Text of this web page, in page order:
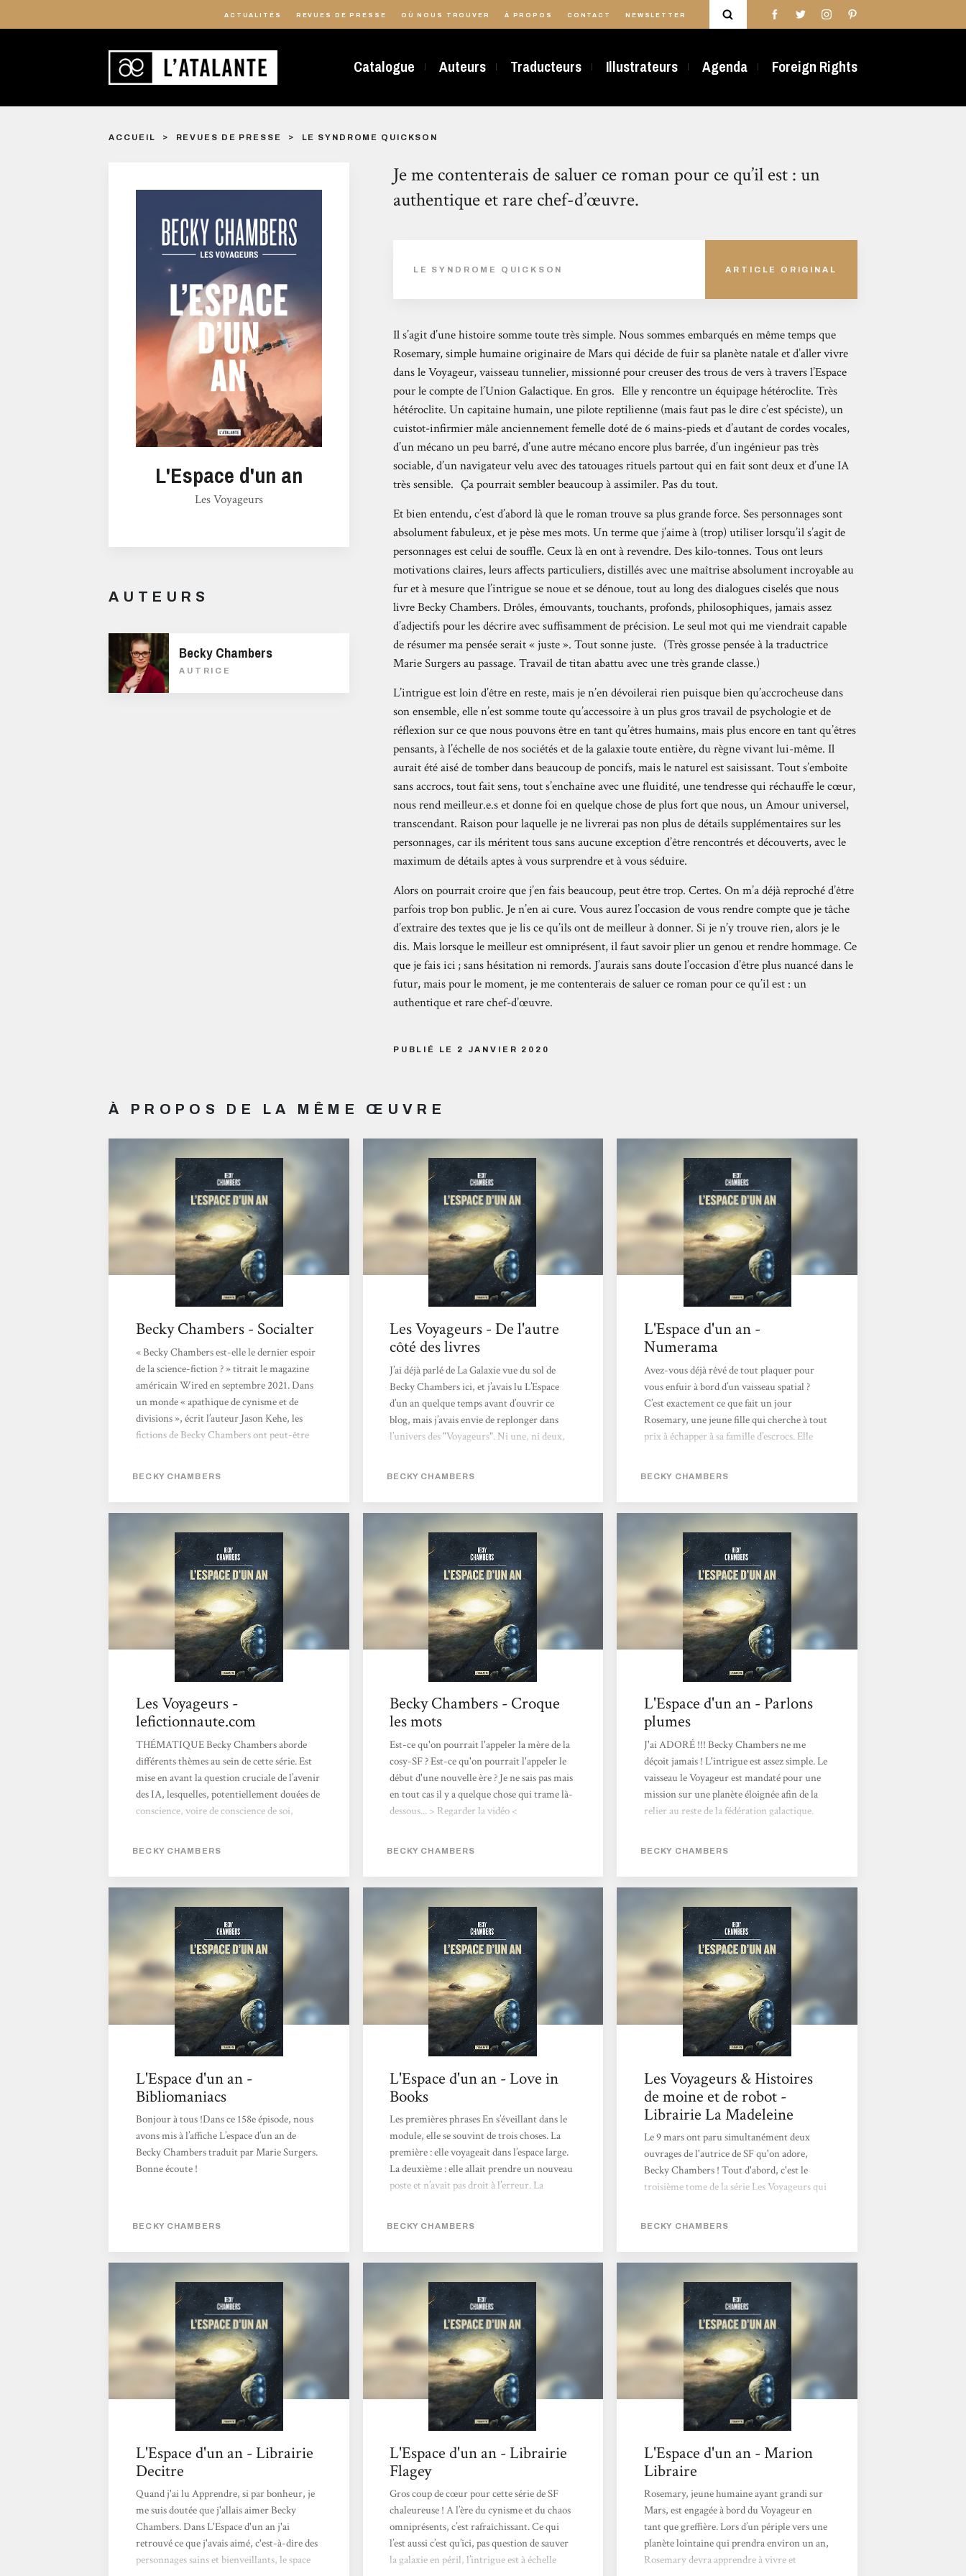
ACTUALITÉS REVUES DE PRESSE OÙ NOUS TROUVER À PROPOS CONTACT NEWSLETTER
Catalogue Auteurs Traducteurs Illustrateurs Agenda Foreign Rights
ACCUEIL REVUES DE PRESSE LE SYNDROME QUICKSON
L'Espace d'un an
Les Voyageurs
AUTEURS
Becky Chambers
AUTRICE
Je me contenterais de saluer ce roman pour ce qu’il est : un
authentique et rare chef-d’œuvre.
LE SYNDROME QUICKSON ARTICLE ORIGINAL
Il s’agit d’une histoire somme toute très simple. Nous sommes embarqués en même temps que
Rosemary, simple humaine originaire de Mars qui décide de fuir sa planète natale et d’aller vivre
dans le Voyageur, vaisseau tunnelier, missionné pour creuser des trous de vers à travers l’Espace
pour le compte de l’Union Galactique. En gros. Elle y rencontre un équipage hétéroclite. Très
hétéroclite. Un capitaine humain, une pilote reptilienne (mais faut pas le dire c’est spéciste), un
cuistot-infirmier mâle anciennement femelle doté de 6 mains-pieds et d’autant de cordes vocales,
d’un mécano un peu barré, d’une autre mécano encore plus barrée, d’un ingénieur pas très
sociable, d’un navigateur velu avec des tatouages rituels partout qui en fait sont deux et d’une IA
très sensible. Ça pourrait sembler beaucoup à assimiler. Pas du tout.
Et bien entendu, c’est d’abord là que le roman trouve sa plus grande force. Ses personnages sont
absolument fabuleux, et je pèse mes mots. Un terme que j’aime à (trop) utiliser lorsqu’il s’agit de
personnages est celui de souffle. Ceux là en ont à revendre. Des kilo-tonnes. Tous ont leurs
motivations claires, leurs affects particuliers, distillés avec une maîtrise absolument incroyable au
fur et à mesure que l’intrigue se noue et se dénoue, tout au long des dialogues ciselés que nous
livre Becky Chambers. Drôles, émouvants, touchants, profonds, philosophiques, jamais assez
d’adjectifs pour les décrire avec suffisamment de précision. Le seul mot qui me viendrait capable
de résumer ma pensée serait « juste ». Tout sonne juste. (Très grosse pensée à la traductrice
Marie Surgers au passage. Travail de titan abattu avec une très grande classe.)
L’intrigue est loin d’être en reste, mais je n’en dévoilerai rien puisque bien qu’accrocheuse dans
son ensemble, elle n’est somme toute qu’accessoire à un plus gros travail de psychologie et de
réflexion sur ce que nous pouvons être en tant qu’êtres humains, mais plus encore en tant qu’êtres
pensants, à l’échelle de nos sociétés et de la galaxie toute entière, du règne vivant lui-même. Il
aurait été aisé de tomber dans beaucoup de poncifs, mais le naturel est saisissant. Tout s’emboîte
sans accrocs, tout fait sens, tout s’enchaîne avec une fluidité, une tendresse qui réchauffe le cœur,
nous rend meilleur.e.s et donne foi en quelque chose de plus fort que nous, un Amour universel,
transcendant. Raison pour laquelle je ne livrerai pas non plus de détails supplémentaires sur les
personnages, car ils méritent tous sans aucune exception d’être rencontrés et découverts, avec le
maximum de détails aptes à vous surprendre et à vous séduire.
Alors on pourrait croire que j’en fais beaucoup, peut être trop. Certes. On m’a déjà reproché d’être
parfois trop bon public. Je n’en ai cure. Vous aurez l’occasion de vous rendre compte que je tâche
d’extraire des textes que je lis ce qu’ils ont de meilleur à donner. Si je n’y trouve rien, alors je le
dis. Mais lorsque le meilleur est omniprésent, il faut savoir plier un genou et rendre hommage. Ce
que je fais ici ; sans hésitation ni remords. J’aurais sans doute l’occasion d’être plus nuancé dans le
futur, mais pour le moment, je me contenterais de saluer ce roman pour ce qu’il est : un
authentique et rare chef-d’œuvre.
PUBLIÉ LE 2 JANVIER 2020
À PROPOS DE LA MÊME ŒUVRE
Becky Chambers - Socialter
« Becky Chambers est-elle le dernier espoir
de la science-fiction ? » titrait le magazine
américain Wired en septembre 2021. Dans
un monde « apathique de cynisme et de
divisions », écrit l’auteur Jason Kehe, les
fictions de Becky Chambers ont peut-être
pétri de philosophie, de sciences et de grâce.
Née en 1985 de deux scientifiques
(astrobiologiste et ingénieur satellite), elle
bouscule le monde très codifié...
BECKY CHAMBERS
Les Voyageurs - De l'autre
côté des livres
J’ai déjà parlé de La Galaxie vue du sol de
Becky Chambers ici, et j’avais lu L’Espace
d’un an quelque temps avant d’ouvrir ce
blog, mais j’avais envie de replonger dans
l’univers des "Voyageurs". Ni une, ni deux,
série est comme une bonne tasse de boisson
goûts) prise en rentrant chez vous après une
journée pluvieuse. La base commune est que
les Humains ont quitté la Terre mourante en
deux...
BECKY CHAMBERS
L'Espace d'un an -
Numerama
Avez-vous déjà rêvé de tout plaquer pour
vous enfuir à bord d’un vaisseau spatial ?
C’est exactement ce que fait un jour
Rosemary, une jeune fille qui cherche à tout
prix à échapper à sa famille d’escrocs. Elle
nombreuses espèces aliens, des intelligences
artificielles, mais aussi d’autres humains.
L’Espace d’un an est un roman plein d’espoir,
dont on ressort avec énormément de joie et
d’énergie. Becky Chambers signe un
magnifique...
BECKY CHAMBERS
Les Voyageurs -
lefictionnaute.com
THÉMATIQUE Becky Chambers aborde
différents thèmes au sein de cette série. Est
mise en avant la question cruciale de l’avenir
des IA, lesquelles, potentiellement douées de
conscience, voire de conscience de soi,
fondatrice de notre rapport à l’autre, a
fortiori avec l’émergence dans notre champ
de perception et de conscience d’autres
espèces intelligentes, les intells. Enfin se pose
le délicat problème de...
BECKY CHAMBERS
Becky Chambers - Croque
les mots
Est-ce qu'on pourrait l'appeler la mère de la
cosy-SF ? Est-ce qu'on pourrait l'appeler le
début d'une nouvelle ère ? Je ne sais pas mais
en tout cas il y a quelque chose qui trame là-
dessous... > Regarder la vidéo <
BECKY CHAMBERS
L'Espace d'un an - Parlons
plumes
J'ai ADORÉ !!! Becky Chambers ne me
déçoit jamais ! L'intrigue est assez simple. Le
vaisseau le Voyageur est mandaté pour une
mission sur une planète éloignée afin de la
relier au reste de la fédération galactique.
sont pas absents pour autant !Durant ce
voyage, plein de réflexions autour des
différences sont partagées. L'auteure nous
montre la richesse des cultures, des
structures familiales, des relations, ou tout
simplement des espèces qui peuplent la
fédération...
BECKY CHAMBERS
L'Espace d'un an -
Bibliomaniacs
Bonjour à tous !Dans ce 158e épisode, nous
avons mis à l’affiche L’espace d’un an de
Becky Chambers traduit par Marie Surgers.
Bonne écoute !
BECKY CHAMBERS
L'Espace d'un an - Love in
Books
Les premières phrases En s’éveillant dans le
module, elle se souvint de trois choses. La
première : elle voyageait dans l’espace large.
La deuxième : elle allait prendre un nouveau
poste et n’avait pas droit à l’erreur. La
informations ne constituait une nouveauté,
elles n’assuraient pas un réveil agréable.
Circonstances de lecture Parce que j’ai envie
de lire tous les romans de Becky Chambers!
Impressions Ce premier tome de la la série
« Voyageurs »...
BECKY CHAMBERS
Les Voyageurs & Histoires
de moine et de robot -
Librairie La Madeleine
Le 9 mars ont paru simultanément deux
ouvrages de l'autrice de SF qu'on adore,
Becky Chambers ! Tout d'abord, c'est le
troisième tome de la série Les Voyageurs qui
de l'Exode. Dans le premier opus, L'Espace
multi-espèces dont le rôle était de creuser
des tunnels dans l'espace, afin de raccourcir
le voyage spatial. Quant au second livre,
Libration, il s'intéressait à une intelligence
artificielle qui tentait de vivre dans un "kit
corporel", de manière illégale. Avec ce
troisième ouvrage, nous découvrons...
BECKY CHAMBERS
L'Espace d'un an - Librairie
Decitre
Quand j'ai lu Apprendre, si par bonheur, je
me suis doutée que j'allais aimer Becky
Chambers. Dans L'Espace d'un an j'ai
retrouvé ce que j'avais aimé, c'est-à-dire des
personnages sains et bienveillants, le space
L'Espace d'un an - Librairie
Flagey
Gros coup de cœur pour cette série de SF
chaleureuse ! A l’ère du cynisme et du chaos
omniprésents, c’est rafraîchissant. Ce qui
l’est aussi c’est qu’ici, pas question de sauver
la galaxie en péril, l’intrigue est à échelle
L'Espace d'un an - Marion
Libraire
Rosemary, jeune humaine ayant grandi sur
Mars, est engagée à bord du Voyageur en
tant que greffière. Lors d’un périple vers une
planète lointaine qui prendra environ un an,
Rosemary devra apprendre à vivre et